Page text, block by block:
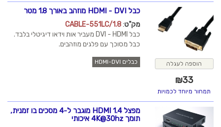
מק"ט :
CABLE-551LC/1.8
כבל DVI - HDMI מעביר אות וידאו דיגיטלי בלבד.
כבל מסוכך עם פלגים מוזהבים.
כבלים HDMI-DVI
מפצל HDMI 1.4 מוגבר ל-4 מסכים בו זמנית,
תומך 4K@30hz איכותי